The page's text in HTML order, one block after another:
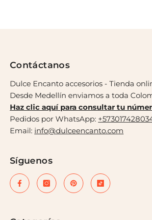
Contáctanos
Dulce Encanto accesorios - Tienda
Desde Medellín enviamos a toda
Haz clic aquí para consultar tu
Pedidos por WhatsApp:
Email: info@dulceencanto.com
Síguenos